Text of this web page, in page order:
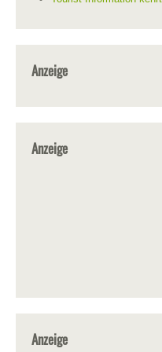
Anzeige
Anzeige
Anzeige